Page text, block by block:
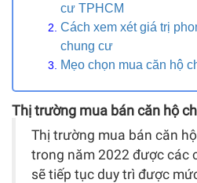
cư TPHCM
Cách xem xét giá trị
chung cư
Mẹo chọn mua căn hộ
Thị trường mua bán căn hộ
Thị trường mua bán căn
trong năm 2022 được các
sẽ tiếp tục duy trì được